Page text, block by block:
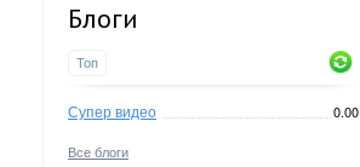
Блоги
Топ
Супер видео 0.00
Все блоги